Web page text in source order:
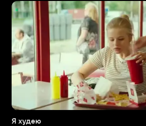
Я худею